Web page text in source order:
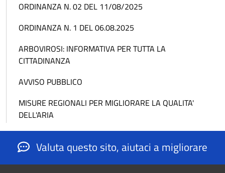
ORDINANZA N. 02 DEL 11/08/2025
ORDINANZA N. 1 DEL 06.08.2025
ARBOVIROSI: INFORMATIVA PER TUTTA LA
CITTADINANZA
AVVISO PUBBLICO
MISURE REGIONALI PER MIGLIORARE LA QUALITA'
DELL'ARIA
Valuta questo sito, aiutaci a migliorare